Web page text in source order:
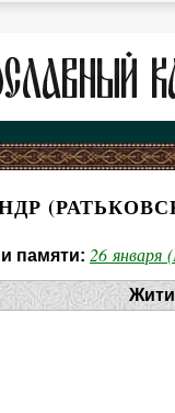
памяти: 26 января